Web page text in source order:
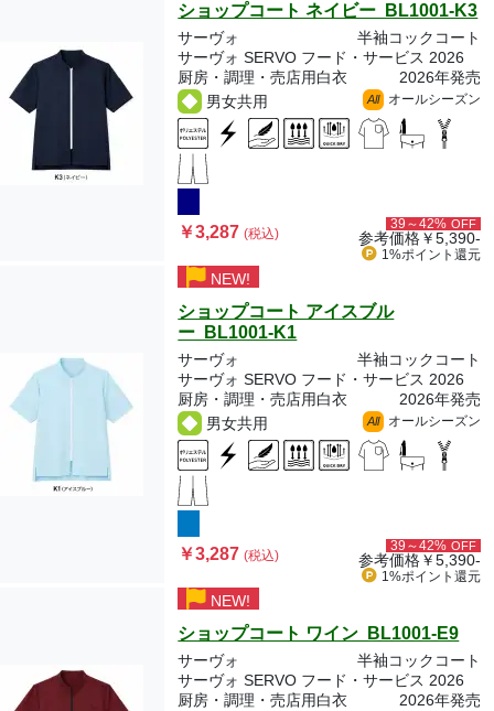
ショップコート ネイビー BL1001-K3
サーヴォ
半袖コックコート
サーヴォ SERVO フード・サービス 2026
厨房・調理・売店用白衣
2026年発売
男女共用
All オールシーズン
￥3,287(税込)
39～42% OFF
参考価格￥5,390-
1%ポイント 還元
NEW!
ショップコート アイスブル
ー BL1001-K1
サーヴォ
半袖コックコート
サーヴォ SERVO フード・サービス 2026
厨房・調理・売店用白衣
2026年発売
男女共用
All オールシーズン
￥3,287(税込)
39～42% OFF
参考価格￥5,390-
1%ポイント 還元
NEW!
ショップコート ワイン BL1001-E9
サーヴォ
半袖コックコート
サーヴォ SERVO フード・サービス 2026
厨房・調理・売店用白衣
2026年発売